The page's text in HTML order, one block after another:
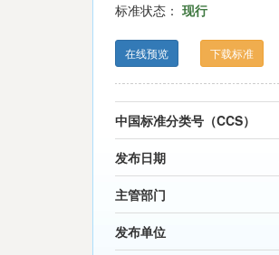
标准状态： 现行
在线预览 下载标准
中国标准分类号（CCS）
发布日期
主管部门
发布单位